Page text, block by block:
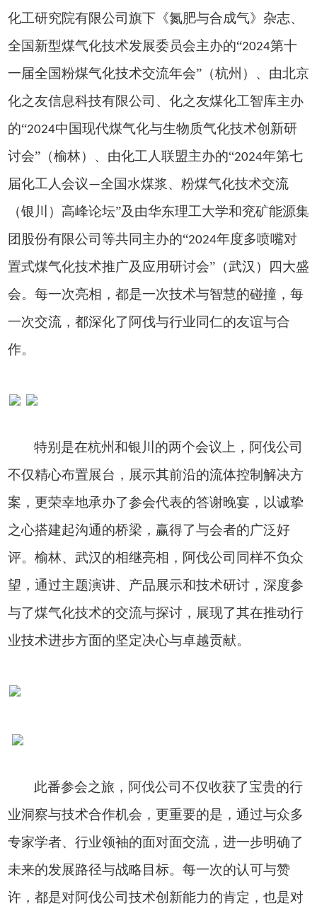
化工研究院有限公司旗下《氮肥与合成气》杂志、
全国新型煤气化技术发展委员会主办的“2024第十
一届全国粉煤气化技术交流年会”（杭州）、由北京
化之友信息科技有限公司、化之友煤化工智库主办
的“2024中国现代煤气化与生物质气化技术创新研
讨会”（榆林）、由化工人联盟主办的“2024年第七
届化工人会议—全国水煤浆、粉煤气化技术交流
（银川）高峰论坛”及由华东理工大学和兖矿能源集
团股份有限公司等共同主办的“2024年度多喷嘴对
置式煤气化技术推广及应用研讨会”（武汉）四大盛
会。每一次亮相，都是一次技术与智慧的碰撞，每
一次交流，都深化了阿伐与行业同仁的友谊与合
作。
特别是在杭州和银川的两个会议上，阿伐公司
不仅精心布置展台，展示其前沿的流体控制解决方
案，更荣幸地承办了参会代表的答谢晚宴，以诚挚
之心搭建起沟通的桥梁，赢得了与会者的广泛好
评。榆林、武汉的相继亮相，阿伐公司同样不负众
望，通过主题演讲、产品展示和技术研讨，深度参
与了煤气化技术的交流与探讨，展现了其在推动行
业技术进步方面的坚定决心与卓越贡献。
此番参会之旅，阿伐公司不仅收获了宝贵的行
业洞察与技术合作机会，更重要的是，通过与众多
专家学者、行业领袖的面对面交流，进一步明确了
未来的发展路径与战略目标。每一次的认可与赞
许，都是对阿伐公司技术创新能力的肯定，也是对